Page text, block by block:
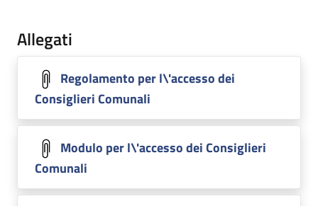
Allegati
Regolamento per l\'accesso dei
Consiglieri Comunali
Modulo per l\'accesso dei Consiglieri
Comunali